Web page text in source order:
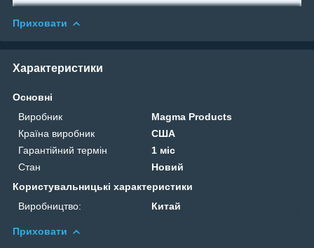
Приховати
Характеристики
Основні
Виробник
Magma Products
Країна виробник
США
Гарантійний термін
1 міс
Стан
Новий
Користувальницькі характеристики
Виробництво:
Китай
Приховати